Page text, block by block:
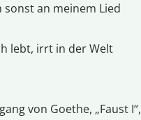
sonst an meinem Lied
lebt, irrt in der Welt
von Goethe, „Faust I“,